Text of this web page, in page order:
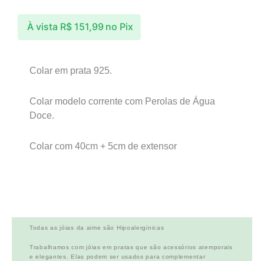
À vista R$151,99 no Pix
Colar em prata 925.
Colar modelo corrente com Perolas de Água
Doce.
Colar com 40cm + 5cm de extensor
Todas as jóias da aime são Hipoalerginicas
Trabalhamos com jóias em pratas que são acessórios atemporais
e elegantes. Elas podem ser usados para complementar